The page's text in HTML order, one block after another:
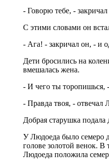
- Говорю тебе, -
С этими словами он
- Ага! - закричал он, - и
Дети бросились на
вмешалась жена.
- И чего ты торопишься, -
- Правда твоя, - отвечал
Добрая старушка
У Людоеда было семеро
голове золотой венок. В
Людоеда положила